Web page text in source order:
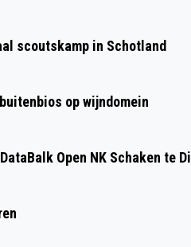
DIEREN
scoutskamp in Schotland
op wijndomein
Open NK Schaken te